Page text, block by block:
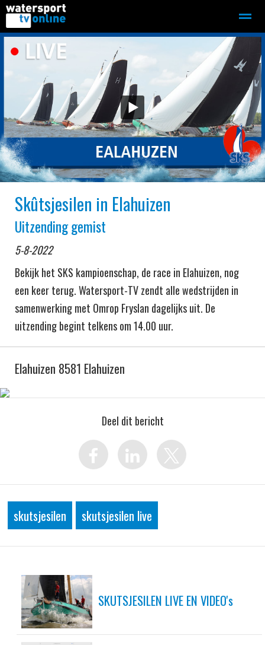
Zeilen Motorboot-sloep Adverteren
Home Contact Bellen Zoeken
Skûtsjesilen in Elahuizen
Uitzending gemist
5-8-2022
Bekijk het SKS kampioenschap, de race in Elahuizen, nog
een keer terug. Watersport-TV zendt alle wedstrijden in
samenwerking met Omrop Fryslan dagelijks uit. De
uitzending begint telkens om 14.00 uur.
Elahuizen 8581 Elahuizen
Deel dit bericht
skutsjesilen skutsjesilen live
SKUTSJESILEN LIVE EN VIDEO's